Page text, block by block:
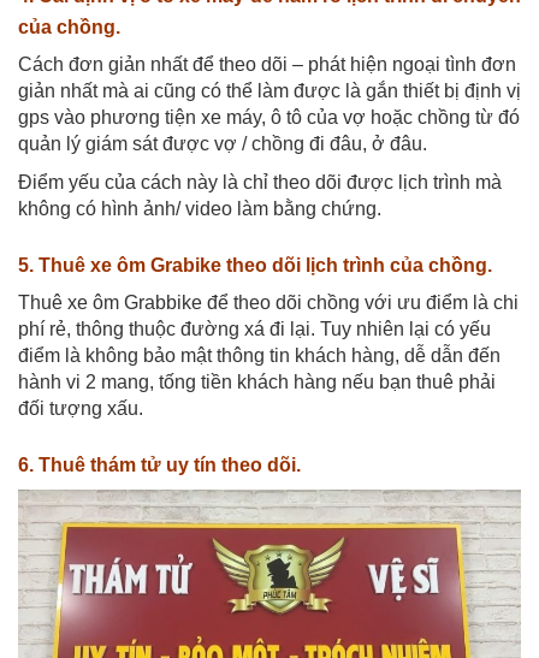
của chồng.
Cách đơn giản nhất để theo dõi – phát hiện ngoại tình đơn
giản nhất mà ai cũng có thể làm được là gắn thiết bị định vị
gps vào phương tiện xe máy, ô tô của vợ hoặc chồng từ đó
quản lý giám sát được vợ / chồng đi đâu, ở đâu.
Điểm yếu của cách này là chỉ theo dõi được lịch trình mà
không có hình ảnh/ video làm bằng chứng.
5. Thuê xe ôm Grabike theo dõi lịch trình của chồng.
Thuê xe ôm Grabbike để theo dõi chồng với ưu điểm là chi
phí rẻ, thông thuộc đường xá đi lại. Tuy nhiên lại có yếu
điểm là không bảo mật thông tin khách hàng, dễ dẫn đến
hành vi 2 mang, tống tiền khách hàng nếu bạn thuê phải
đối tượng xấu.
6. Thuê thám tử uy tín theo dõi.